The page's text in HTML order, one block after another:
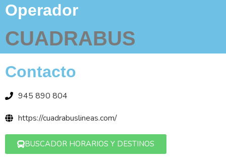
Operador
CUADRABUS
Contacto
945 890 804
https://cuadrabuslineas.com/
BUSCADOR HORARIOS Y DESTINOS